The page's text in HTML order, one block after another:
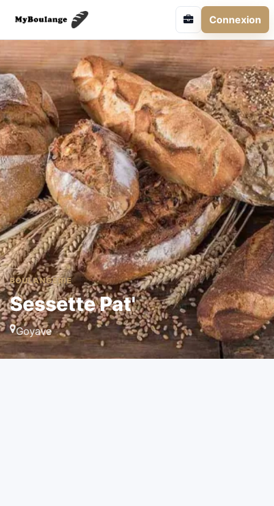
Connexion
BOULANGERIE
Sessette Pat'
Goyave